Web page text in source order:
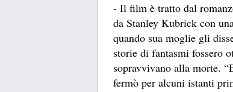
- Il film è tratto dal
da Stanley Kubrick con
quando sua moglie gli
storie di fantasmi fossero
sopravvivano alla morte.
fermò per alcuni istanti